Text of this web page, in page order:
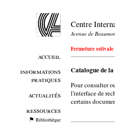
accueil
informations
pratiques
actualités
ressources
Bibliothèque
Centre
Avenue de
Fermeture
Catalogue de
Pour consulter
l'interface de
certains